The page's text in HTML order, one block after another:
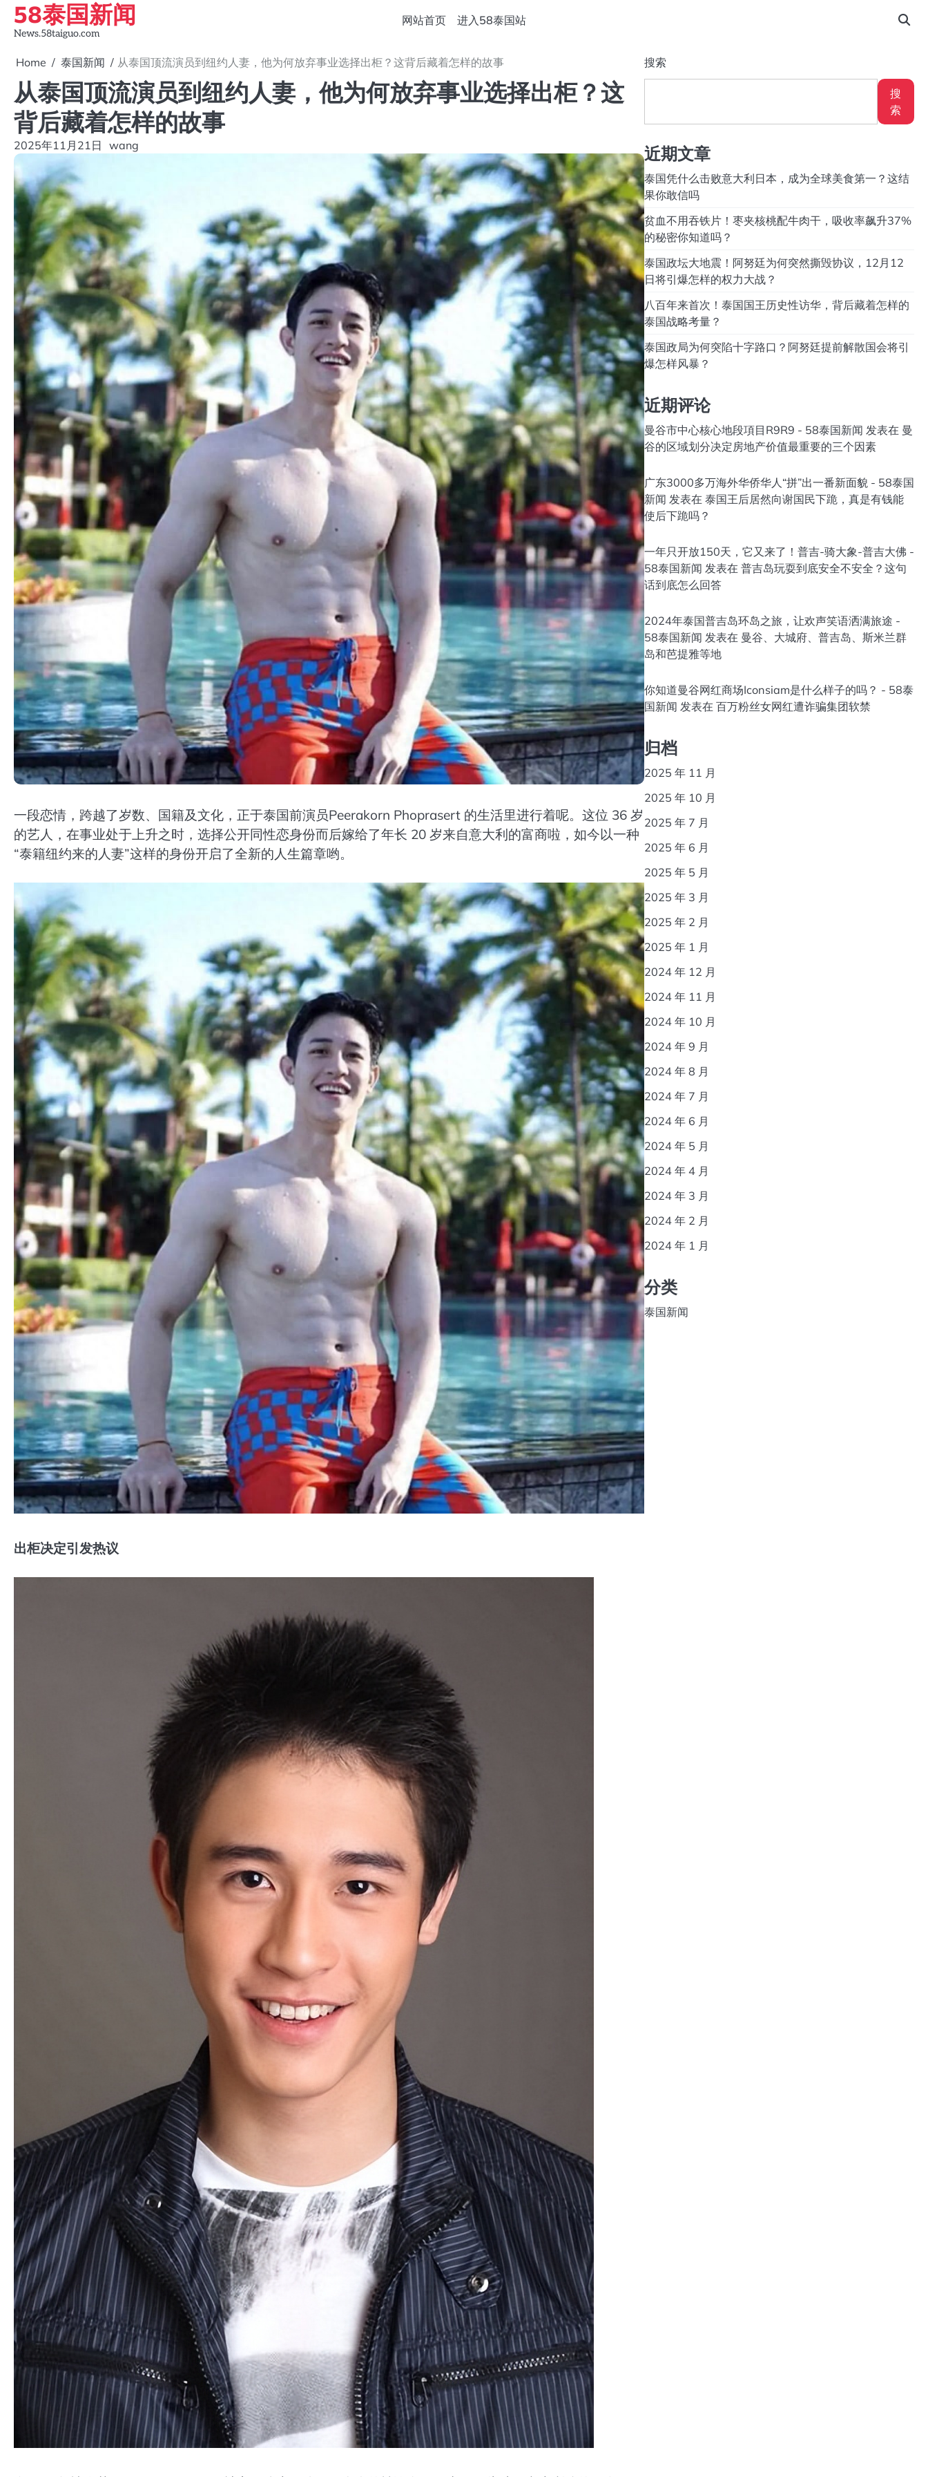
Skip
content
58泰国新闻
News.58taiguo.com
网站首页 进入58泰国站
Home 泰国新闻 从泰国顶流演员到纽约人妻，他为何放弃事业选择出柜？这背后藏着怎样的故事
从泰国顶流演员到纽约人妻，他为何放弃事业选择出柜？这
背后藏着怎样的故事
2025年11月21日 wang
一段恋情，跨越了岁数、国籍及文化，正于泰国前演员Peerakorn Phoprasert 的生活里进行着呢。这位 36 岁
的艺人，在事业处于上升之时，选择公开同性恋身份而后嫁给了年长 20 岁来自意大利的富商啦，如今以一种
“泰籍纽约来的人妻”这样的身份开启了全新的人生篇章哟。
出柜决定引发热议
搜索
搜
索
近期文章
泰国凭什么击败意大利日本，成为全球美食第一？这结
果你敢信吗
贫血不用吞铁片！枣夹核桃配牛肉干，吸收率飙升37%
的秘密你知道吗？
泰国政坛大地震！阿努廷为何突然撕毁协议，12月12
日将引爆怎样的权力大战？
八百年来首次！泰国国王历史性访华，背后藏着怎样的
泰国战略考量？
泰国政局为何突陷十字路口？阿努廷提前解散国会将引
爆怎样风暴？
近期评论
曼谷市中心核心地段項目R9R9 - 58泰国新闻 发表在 曼
谷的区域划分决定房地产价值最重要的三个因素
广东3000多万海外华侨华人“拼”出一番新面貌 - 58泰国
新闻 发表在 泰国王后居然向谢国民下跪，真是有钱能
使后下跪吗？
一年只开放150天，它又来了！普吉-骑大象-普吉大佛 -
58泰国新闻 发表在 普吉岛玩耍到底安全不安全？这句
话到底怎么回答
2024年泰国普吉岛环岛之旅，让欢声笑语洒满旅途 -
58泰国新闻 发表在 曼谷、大城府、普吉岛、斯米兰群
岛和芭提雅等地
你知道曼谷网红商场Iconsiam是什么样子的吗？ - 58泰
国新闻 发表在 百万粉丝女网红遭诈骗集团软禁
归档
2025 年 11 月
2025 年 10 月
2025 年 7 月
2025 年 6 月
2025 年 5 月
2025 年 3 月
2025 年 2 月
2025 年 1 月
2024 年 12 月
2024 年 11 月
2024 年 10 月
2024 年 9 月
2024 年 8 月
2024 年 7 月
2024 年 6 月
2024 年 5 月
2024 年 4 月
2024 年 3 月
2024 年 2 月
2024 年 1 月
分类
泰国新闻